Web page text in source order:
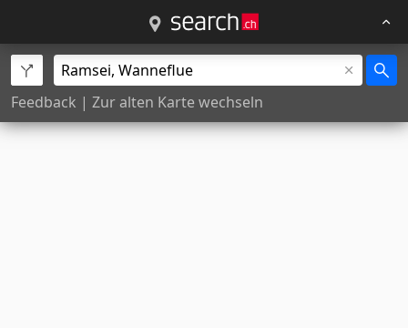
Feedback | Zur alten Karte wechseln